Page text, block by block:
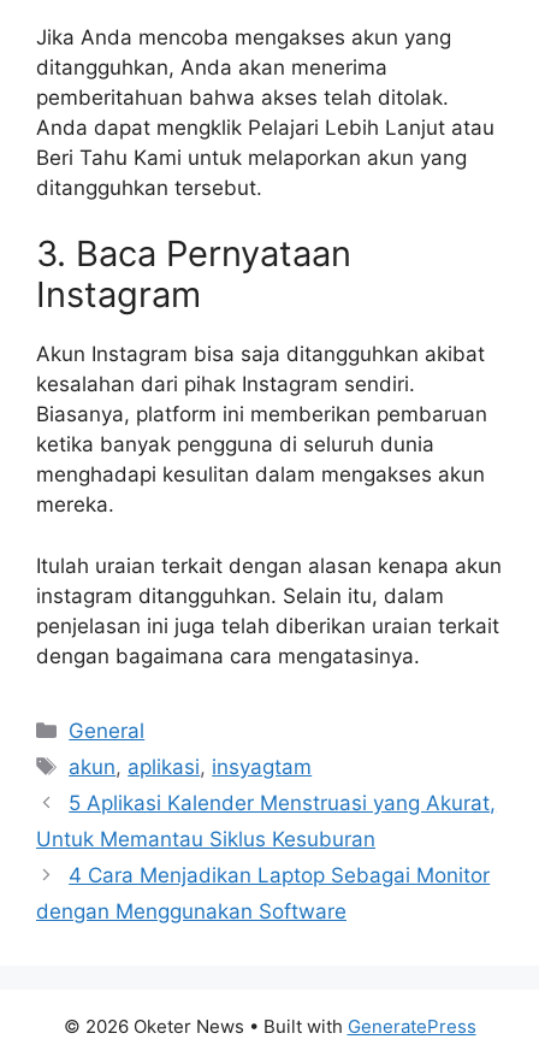
Jika Anda mencoba mengakses akun yang
ditangguhkan, Anda akan menerima
pemberitahuan bahwa akses telah ditolak.
Anda dapat mengklik Pelajari Lebih Lanjut atau
Beri Tahu Kami untuk melaporkan akun yang
ditangguhkan tersebut.
3. Baca Pernyataan
Instagram
Akun Instagram bisa saja ditangguhkan akibat
kesalahan dari pihak Instagram sendiri.
Biasanya, platform ini memberikan pembaruan
ketika banyak pengguna di seluruh dunia
menghadapi kesulitan dalam mengakses akun
mereka.
Itulah uraian terkait dengan alasan kenapa akun
instagram ditangguhkan. Selain itu, dalam
penjelasan ini juga telah diberikan uraian terkait
dengan bagaimana cara mengatasinya.
Categories
General
Tags
akun, aplikasi, insyagtam
5 Aplikasi Kalender Menstruasi yang Akurat,
Untuk Memantau Siklus Kesuburan
4 Cara Menjadikan Laptop Sebagai Monitor
dengan Menggunakan Software
© 2026 Oketer News • Built with GeneratePress